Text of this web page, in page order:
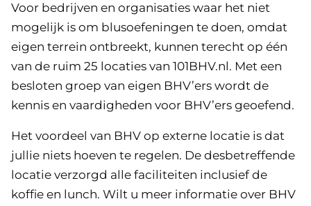
Voor bedrijven en organisaties waar het niet
mogelijk is om blusoefeningen te doen, omdat
eigen terrein ontbreekt, kunnen terecht op één
van de ruim 25 locaties van 101BHV.nl. Met een
besloten groep van eigen BHV’ers wordt de
kennis en vaardigheden voor BHV’ers geoefend.
Het voordeel van BHV op externe locatie is dat
jullie niets hoeven te regelen. De desbetreffende
locatie verzorgd alle faciliteiten inclusief de
koffie en lunch. Wilt u meer informatie over BHV